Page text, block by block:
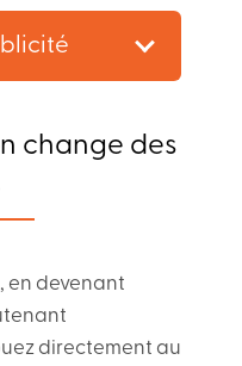
change des
en devenant
directement au